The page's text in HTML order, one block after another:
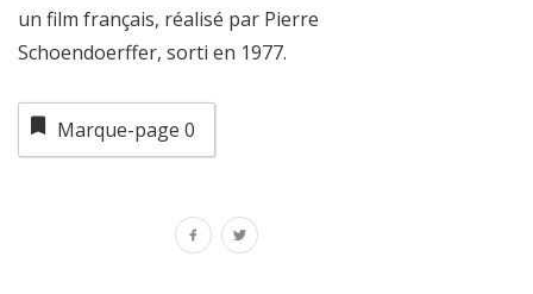
un film français, réalisé par Pierre
Schoendoerffer, sorti en 1977.
Marque-page 0